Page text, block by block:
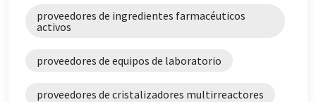
proveedores de ingredientes farmacéuticos
activos
proveedores de equipos de laboratorio
proveedores de cristalizadores multirreactores